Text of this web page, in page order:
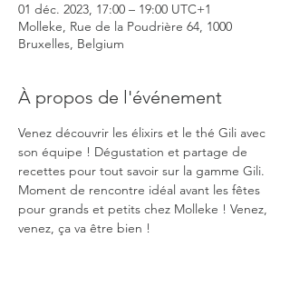
01 déc. 2023, 17:00 – 19:00 UTC+1
Molleke, Rue de la Poudrière 64, 1000
Bruxelles, Belgium
À propos de l'événement
Venez découvrir les élixirs et le thé Gili avec
son équipe ! Dégustation et partage de
recettes pour tout savoir sur la gamme Gili.
Moment de rencontre idéal avant les fêtes
pour grands et petits chez Molleke ! Venez,
venez, ça va être bien !